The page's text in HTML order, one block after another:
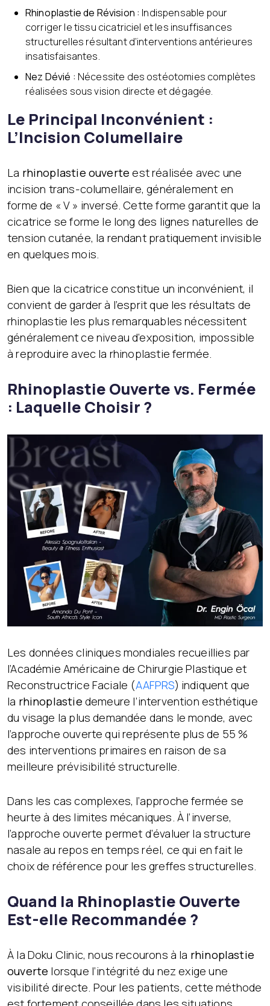
Rhinoplastie de Révision : Indispensable pour
corriger le tissu cicatriciel et les insuffisances
structurelles résultant d’interventions antérieures
insatisfaisantes.
Nez Dévié : Nécessite des ostéotomies complètes
réalisées sous vision directe et dégagée.
Le Principal Inconvénient :
L’Incision Columellaire
La rhinoplastie ouverte est réalisée avec une
incision trans-columellaire, généralement en
forme de « V » inversé. Cette forme garantit que la
cicatrice se forme le long des lignes naturelles de
tension cutanée, la rendant pratiquement invisible
en quelques mois.
Bien que la cicatrice constitue un inconvénient, il
convient de garder à l’esprit que les résultats de
rhinoplastie les plus remarquables nécessitent
généralement ce niveau d’exposition, impossible
à reproduire avec la rhinoplastie fermée.
Rhinoplastie Ouverte vs. Fermée
: Laquelle Choisir ?
Les données cliniques mondiales recueillies par
l’Académie Américaine de Chirurgie Plastique et
Reconstructrice Faciale (AAFPRS) indiquent que
la rhinoplastie demeure l’intervention esthétique
du visage la plus demandée dans le monde, avec
l’approche ouverte qui représente plus de 55 %
des interventions primaires en raison de sa
meilleure prévisibilité structurelle.
Dans les cas complexes, l’approche fermée se
heurte à des limites mécaniques. À l’inverse,
l’approche ouverte permet d’évaluer la structure
nasale au repos en temps réel, ce qui en fait le
choix de référence pour les greffes structurelles.
Quand la Rhinoplastie Ouverte
Est-elle Recommandée ?
À la Doku Clinic, nous recourons à la rhinoplastie
ouverte lorsque l’intégrité du nez exige une
visibilité directe. Pour les patients, cette méthode